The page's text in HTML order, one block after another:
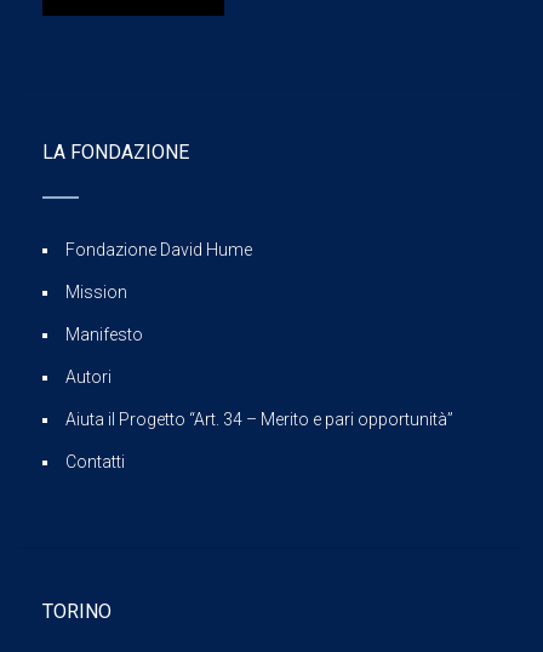
LA FONDAZIONE
Fondazione David Hume
Mission
Manifesto
Autori
Aiuta il Progetto “Art. 34 – Merito e pari opportunità”
Contatti
TORINO